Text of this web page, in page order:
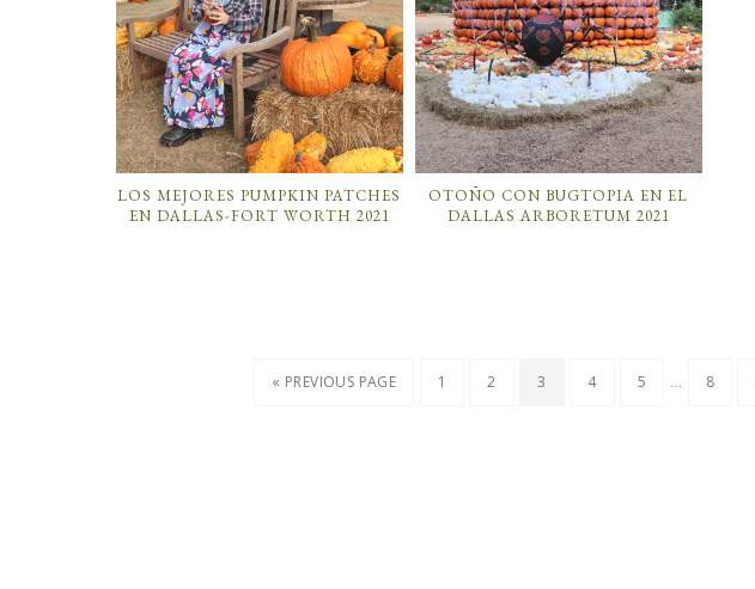
LOS MEJORES PUMPKIN PATCHES
EN DALLAS-FORT WORTH 2021
OTOÑO CON BUGTOPIA EN EL
DALLAS ARBORETUM 2021
« PREVIOUS PAGE 1 2 3 4 5 … 8